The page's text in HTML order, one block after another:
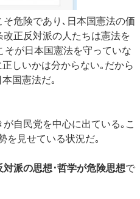
危険であり､日本国憲法の価
正反対派の人たちは憲法を
そが日本国憲法を守っていな
しいかは分からない｡だから
国憲法だ｡
自民党を中心に出ている｡こ
を見せている状況だ｡
対派の思想･哲学が危険思想で